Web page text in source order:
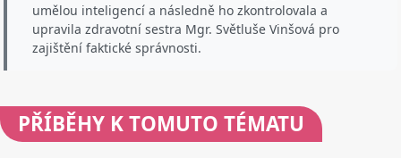
umělou inteligencí a následně ho zkontrolovala a
upravila zdravotní sestra Mgr. Světluše Vinšová pro
zajištění faktické správnosti.
PŘÍBĚHY K TOMUTO TÉMATU